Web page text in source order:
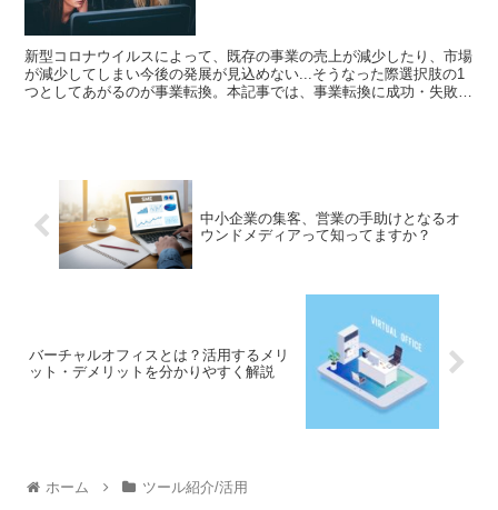
新型コロナウイルスによって、既存の事業の売上が減少したり、市場
が減少してしまい今後の発展が見込めない...そうなった際選択肢の1
つとしてあがるのが事業転換。本記事では、事業転換に成功・失敗し
中小企業の集客、営業の手助けとなるオ
ウンドメディアって知ってますか？
バーチャルオフィスとは？活用するメリ
ット・デメリットを分かりやすく解説
ホーム ツール紹介/活用